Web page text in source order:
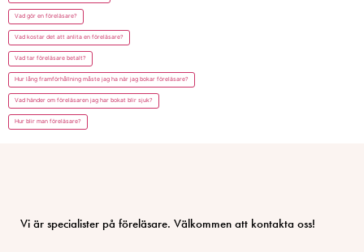
Vad gör en föreläsare?
Vad kostar det att anlita en föreläsare?
Vad tar föreläsare betalt?
Hur lång framförhållning måste jag ha när jag bokar föreläsare?
Vad händer om föreläsaren jag har bokat blir sjuk?
Hur blir man föreläsare?
Vi är specialister på föreläsare. Välkommen att kontakta oss!